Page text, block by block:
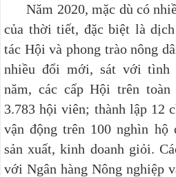
Năm 2020, mặc dù có
của thời tiết, đặc biệt là
tác Hội và phong trào nông
nhiều đổi mới, sát với tình
năm, các cấp Hội trên
3.783 hội viên; thành lập 12
vận động trên 100 nghìn hộ
sản xuất, kinh doanh giỏi.
với Ngân hàng Nông nghiệp